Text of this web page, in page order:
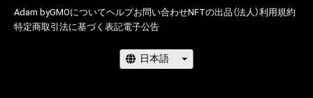
Adam byGMOについてヘルプお問い合わせNFTの出品（法人）利用規約
特定商取引法に基づく表記電子公告